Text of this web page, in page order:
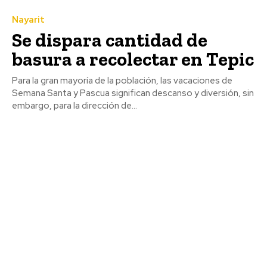
Nayarit
Se dispara cantidad de
basura a recolectar en Tepic
Para la gran mayoría de la población, las vacaciones de
Semana Santa y Pascua significan descanso y diversión, sin
embargo, para la dirección de...